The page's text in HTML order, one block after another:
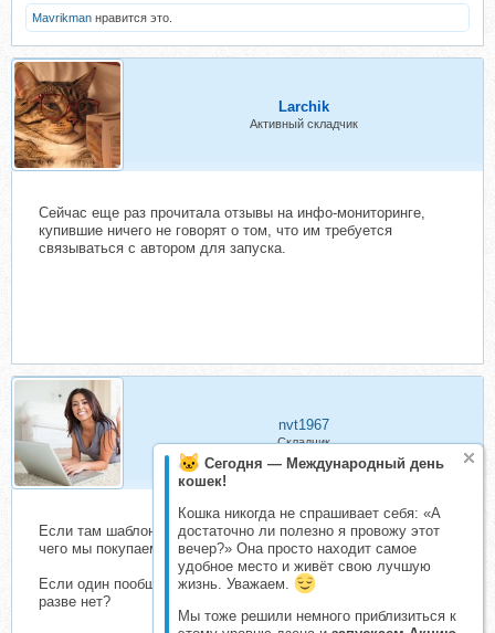
Сегодня — Международный день
кошек!
Кошка никогда не спрашивает себя: «А
достаточно ли полезно я провожу этот
вечер?» Она просто находит самое
удобное место и живёт свою лучшую
жизнь. Уважаем.
Мы тоже решили немного приблизиться к
Mavrikman нравится это.
Larchik
Активный складчик
Сейчас еще раз прочитала отзывы на инфо-мониторинге,
купившие ничего не говорят о том, что им требуется
связываться с автором для запуска.
nvt1967
Складчик
Если там шаблоны в не рабочем состоянии, то тогда для
чего мы покупаем этот курс?
Если один пообщается, то все узнает и другим подскажет,
разве нет?